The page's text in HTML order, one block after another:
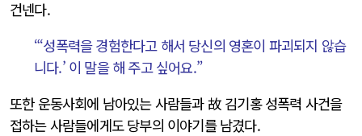
건넨다.
“‘성폭력을 경험한다고 해서 당신의 영혼이 파괴되지 않습
니다.’ 이 말을 해 주고 싶어요.”
또한 운동사회에 남아있는 사람들과 故 김기홍 성폭력 사건을
접하는 사람들에게도 당부의 이야기를 남겼다.